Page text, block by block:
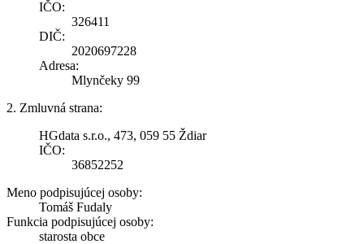
IČO:
326411
DIČ:
2020697228
Adresa:
Mlynčeky 99
2. Zmluvná strana:
HGdata s.r.o., 473, 059 55 Ždiar
IČO:
36852252
Meno podpisujúcej osoby:
Tomáš Fudaly
Funkcia podpisujúcej osoby:
starosta obce